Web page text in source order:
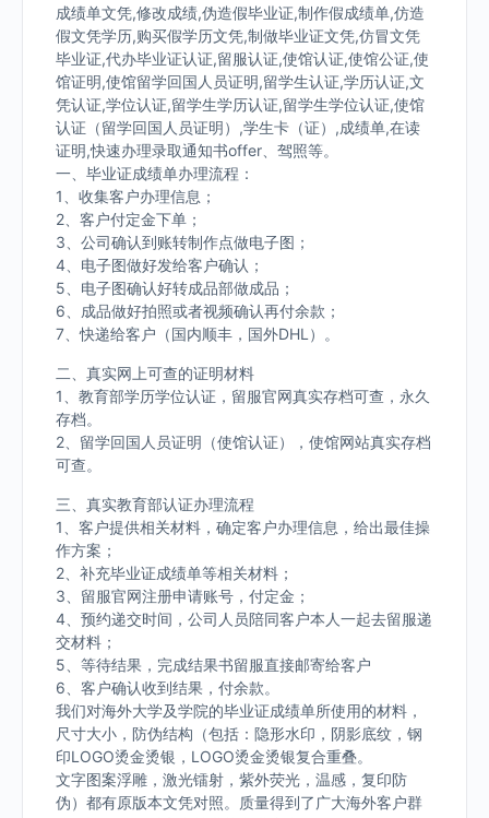
成绩单文凭,修改成绩,伪造假毕业证,制作假成绩单,仿造
假文凭学历,购买假学历文凭,制做毕业证文凭,仿冒文凭
毕业证,代办毕业证认证,留服认证,使馆认证,使馆公证,使
馆证明,使馆留学回国人员证明,留学生认证,学历认证,文
凭认证,学位认证,留学生学历认证,留学生学位认证,使馆
认证（留学回国人员证明）,学生卡（证）,成绩单,在读
证明,快速办理录取通知书offer、驾照等。
一、毕业证成绩单办理流程：
1、收集客户办理信息；
2、客户付定金下单；
3、公司确认到账转制作点做电子图；
4、电子图做好发给客户确认；
5、电子图确认好转成品部做成品；
6、成品做好拍照或者视频确认再付余款；
7、快递给客户（国内顺丰，国外DHL）。
二、真实网上可查的证明材料
1、教育部学历学位认证，留服官网真实存档可查，永久
存档。
2、留学回国人员证明（使馆认证），使馆网站真实存档
可查。
三、真实教育部认证办理流程
1、客户提供相关材料，确定客户办理信息，给出最佳操
作方案；
2、补充毕业证成绩单等相关材料；
3、留服官网注册申请账号，付定金；
4、预约递交时间，公司人员陪同客户本人一起去留服递
交材料；
5、等待结果，完成结果书留服直接邮寄给客户
6、客户确认收到结果，付余款。
我们对海外大学及学院的毕业证成绩单所使用的材料，
尺寸大小，防伪结构（包括：隐形水印，阴影底纹，钢
印LOGO烫金烫银，LOGO烫金烫银复合重叠。
文字图案浮雕，激光镭射，紫外荧光，温感，复印防
伪）都有原版本文凭对照。质量得到了广大海外客户群